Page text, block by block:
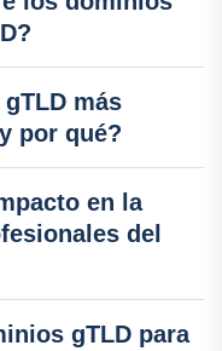
más
por qué?
en la
del
gTLD para